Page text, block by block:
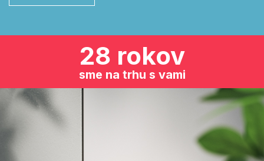
28 rokov
sme na trhu s vami